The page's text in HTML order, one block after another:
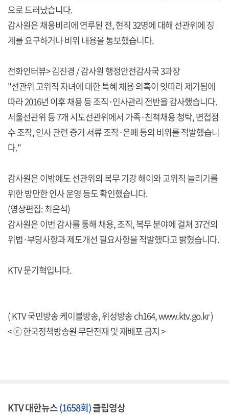
으로 드러났습니다.
감사원은 채용비리에 연루된 전, 현직 32명에 대해 선관위에 징
계를 요구하거나 비위 내용을 통보했습니다.
전화인터뷰> 김진경 / 감사원 행정안전감사국 3과장
"선관위 고위직 자녀에 대한 특혜 채용 의혹이 잇따라 제기됨에
따라 2016년 이후 채용 등 조직·인사관리 전반을 감사했습니다.
서울선관위 등 7개 시도선관위에서 가족·친척채용 청탁, 면접점
수 조작, 인사 관련 증거 서류 조작·은폐 등의 비위를 적발했습니
다."
감사원은 이밖에도 선관위의 복무 기강 해이와 고위직 늘리기를
위한 방만한 인사 운영 등도 확인했습니다.
(영상편집: 최은석)
감사원은 이번 감사를 통해 채용, 조직, 복무 분야에 걸쳐 37건의
위법·부당사항과 제도개선 필요사항을 적발했다고 밝혔습니다.
KTV 문기혁입니다.
( KTV 국민방송 케이블방송, 위성방송 ch164,www.ktv.go.kr)
< ⓒ 한국정책방송원 무단전재 및 재배포 금지 >
KTV 대한뉴스(1658회)클립영상